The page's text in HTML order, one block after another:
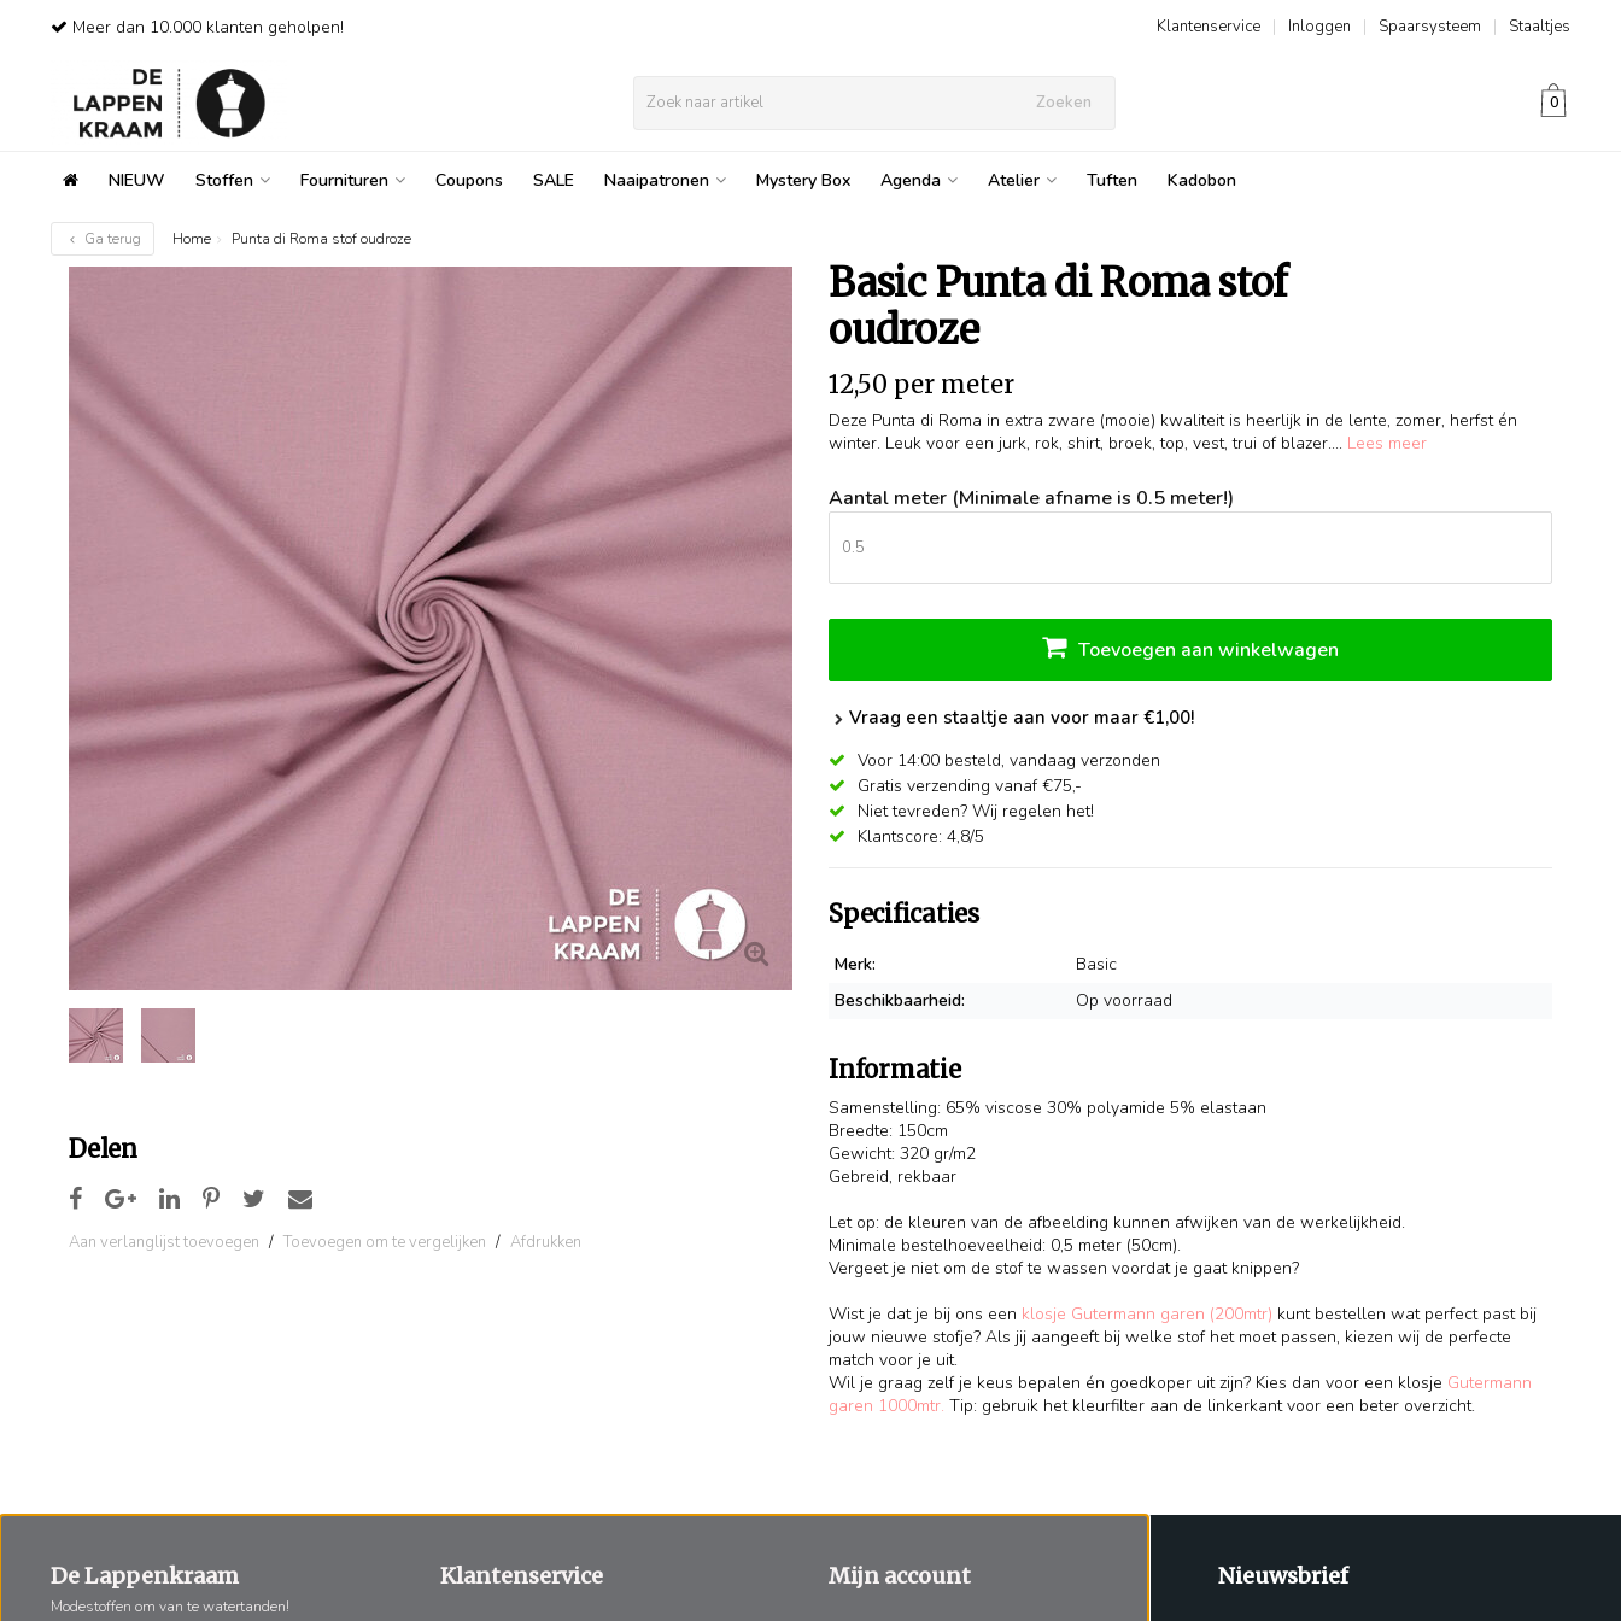
Meer dan 10.000 klanten geholpen! Staaltjes
|
Spaarsysteem
|
Inloggen
|
Klantenservice
Zoeken 0
NIEUW Stoffen Fournituren Coupons SALE Naaipatronen Mystery Box Agenda Atelier Tuften Kadobon
Ga terug Home Punta di Roma stof oudroze
Delen
Aan verlanglijst toevoegen / Toevoegen om te vergelijken / Afdrukken
Basic Punta di Roma stof
oudroze
12,50 per meter
Deze Punta di Roma in extra zware (mooie) kwaliteit is heerlijk in de lente, zomer, herfst én
winter. Leuk voor een jurk, rok, shirt, broek, top, vest, trui of blazer.... Lees meer
Aantal meter (Minimale afname is 0.5 meter!)
Toevoegen aan winkelwagen
Vraag een staaltje aan voor maar €1,00!
Voor 14:00 besteld, vandaag verzonden
Gratis verzending vanaf €75,-
Niet tevreden? Wij regelen het!
Klantscore: 4,8/5
Specificaties
Merk:
Basic
Beschikbaarheid:
Op voorraad
Informatie
Samenstelling: 65% viscose 30% polyamide 5% elastaan
Breedte: 150cm
Gewicht: 320 gr/m2
Gebreid, rekbaar
Let op: de kleuren van de afbeelding kunnen afwijken van de werkelijkheid.
Minimale bestelhoeveelheid: 0,5 meter (50cm).
Vergeet je niet om de stof te wassen voordat je gaat knippen?
Wist je dat je bij ons een klosje Gutermann garen (200mtr) kunt bestellen wat perfect past bij
jouw nieuwe stofje? Als jij aangeeft bij welke stof het moet passen, kiezen wij de perfecte
match voor je uit.
Wil je graag zelf je keus bepalen én goedkoper uit zijn? Kies dan voor een klosje Gutermann
garen 1000mtr. Tip: gebruik het kleurfilter aan de linkerkant voor een beter overzicht.
De Lappenkraam
Modestoffen om van te watertanden!
Klantenservice Mijn account Nieuwsbrief